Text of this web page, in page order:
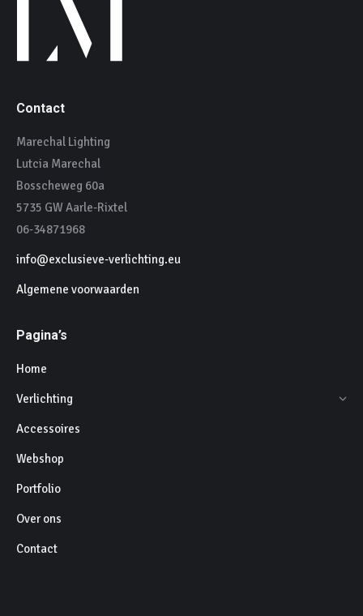
Contact
Marechal Lighting
Lutcia Marechal
Bosscheweg 60a
5735 GW Aarle-Rixtel
06-34871968
info@exclusieve-verlichting.eu
Algemene voorwaarden
Pagina’s
Home
Verlichting
Accessoires
Webshop
Portfolio
Over ons
Contact